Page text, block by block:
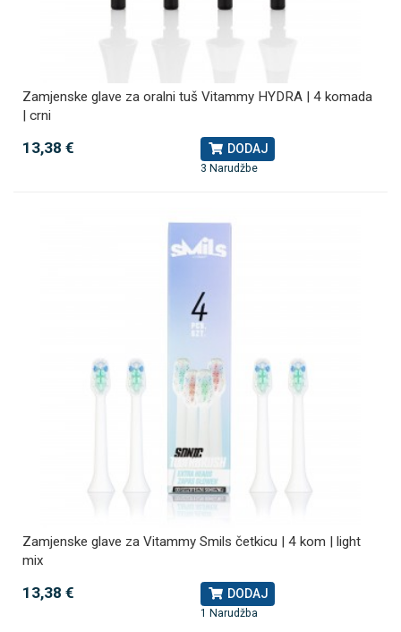
Zamjenske glave za oralni tuš Vitammy HYDRA | 4 komada
| crni
13,38 € DODAJ
3 Narudžbe
Zamjenske glave za Vitammy Smils četkicu | 4 kom | light
mix
13,38 € DODAJ
1 Narudžba